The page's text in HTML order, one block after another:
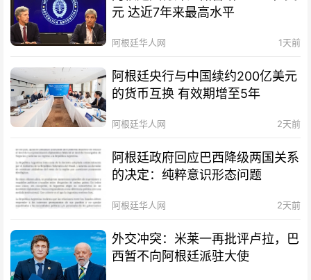
元 达近7年来最高水平
阿根廷华人网 1天前
阿根廷央行与中国续约200亿美元
的货币互换 有效期增至5年
阿根廷华人网 2天前
阿根廷政府回应巴西降级两国关系
的决定：纯粹意识形态问题
阿根廷华人网 2天前
外交冲突：米莱一再批评卢拉，巴
西暂不向阿根廷派驻大使